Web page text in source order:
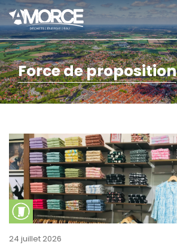
Force de proposition
24 juillet 2026